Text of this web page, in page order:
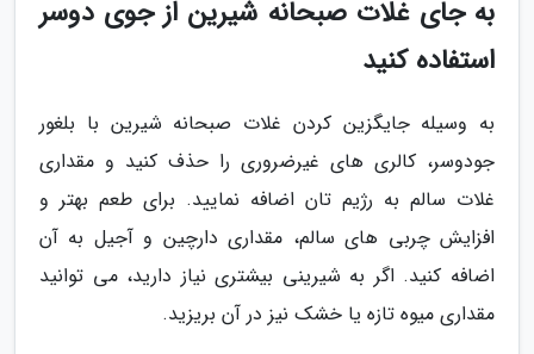
به جای غلات صبحانه شیرین از جوی دوسر
استفاده کنید
به وسیله جایگزین کردن غلات صبحانه شیرین با بلغور
جودوسر، کالری های غیرضروری را حذف کنید و مقداری
غلات سالم به رژیم تان اضافه نمایید. برای طعم بهتر و
افزایش چربی های سالم، مقداری دارچین و آجیل به آن
اضافه کنید. اگر به شیرینی بیشتری نیاز دارید، می توانید
مقداری میوه تازه یا خشک نیز در آن بریزید.